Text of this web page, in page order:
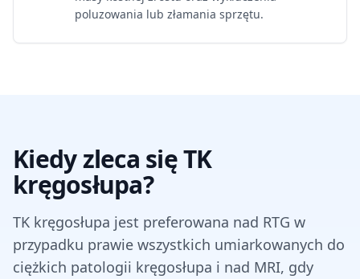
poluzowania lub złamania sprzętu.
Kiedy zleca się TK
kręgosłupa?
TK kręgosłupa jest preferowana nad RTG w
przypadku prawie wszystkich umiarkowanych do
ciężkich patologii kręgosłupa i nad MRI, gdy